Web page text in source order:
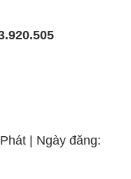
| Ngày đăng: